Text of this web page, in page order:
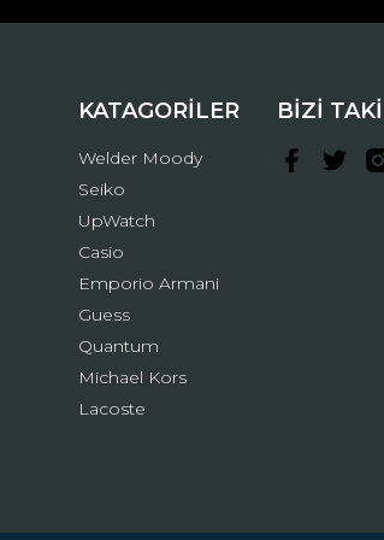
Gönder
KATAGORİLER
Welder Moody
Seiko
UpWatch
Casio
Emporio Armani
Guess
Quantum
Michael Kors
Lacoste
BİZİ